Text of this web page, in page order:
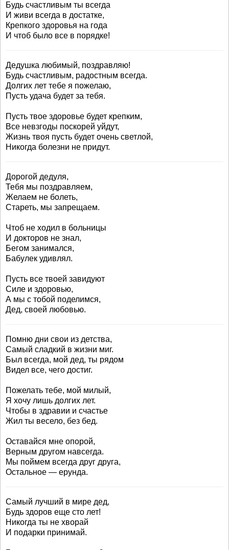
Будь счастливым ты всегда
И живи всегда в достатке,
Крепкого здоровья на года
И чтоб было все в порядке!
Дедушка любимый, поздравляю!
Будь счастливым, радостным всегда.
Долгих лет тебе я пожелаю,
Пусть удача будет за тебя.
Пусть твое здоровье будет крепким,
Все невзгоды поскорей уйдут,
Жизнь твоя пусть будет очень светлой,
Никогда болезни не придут.
Дорогой дедуля,
Тебя мы поздравляем,
Желаем не болеть,
Стареть, мы запрещаем.
Чтоб не ходил в больницы
И докторов не знал,
Бегом занимался,
Бабулек удивлял.
Пусть все твоей завидуют
Силе и здоровью,
А мы с тобой поделимся,
Дед, своей любовью.
Помню дни свои из детства,
Самый сладкий в жизни миг.
Был всегда, мой дед, ты рядом
Видел все, чего достиг.
Пожелать тебе, мой милый,
Я хочу лишь долгих лет.
Чтобы в здравии и счастье
Жил ты весело, без бед.
Оставайся мне опорой,
Верным другом навсегда.
Мы поймем всегда друг друга,
Остальное — ерунда.
Самый лучший в мире дед,
Будь здоров еще сто лет!
Никогда ты не хворай
И подарки принимай.